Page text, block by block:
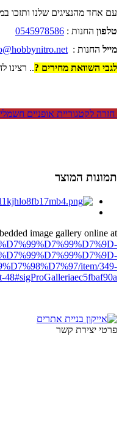
עם אחד מהנציגים שלנו ותזכו במבצעים
טלפון החנות : 0545978586
מייל החנות :
לגבי השוואת מחירים ?.. רצינו
חזרה לקטגוריית אופניים
תמונות המוצר
image gallery online at:
item/349-
פרטי יצירת קשר